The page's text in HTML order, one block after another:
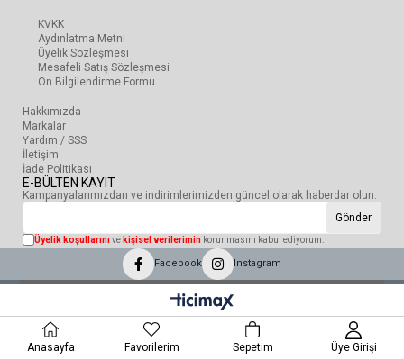
KVKK
Aydınlatma Metni
Üyelik Sözleşmesi
Mesafeli Satış Sözleşmesi
Ön Bilgilendirme Formu
Hakkımızda
Markalar
Yardım / SSS
İletişim
İade Politikası
E-BÜLTEN KAYIT
Kampanyalarımızdan ve indirimlerimizden güncel olarak haberdar olun.
Gönder
Üyelik koşullarınıve kişisel verilerimin korunmasını kabul ediyorum.
Facebook Instagram
Anasayfa Favorilerim Sepetim Üye Girişi